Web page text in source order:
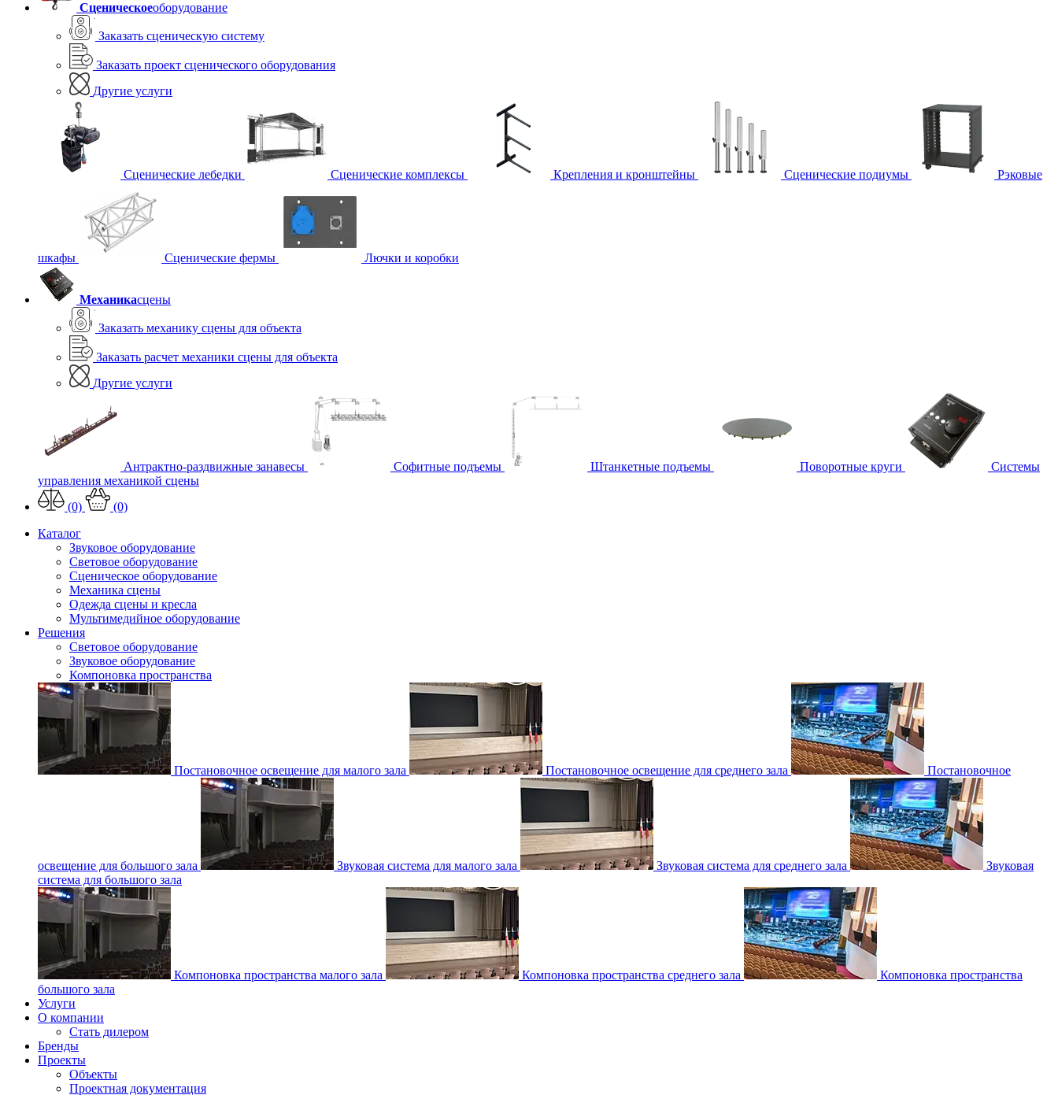
Сценическоеоборудование
Заказать сценическую систему
Заказать проект сценического оборудования
Другие услуги
Сценические лебедки Сценические комплексы Крепления и кронштейны Сценические подиумы Рэковые
шкафы Сценические фермы Лючки и коробки
Механикасцены
Заказать механику сцены для объекта
Заказать расчет механики сцены для объекта
Другие услуги
Антрактно-раздвижные занавесы Софитные подъемы Штанкетные подъемы Поворотные круги
Системы
управления механикой сцены
(0)
(0)
Каталог
Звуковое оборудование
Световое оборудование
Сценическое оборудование
Механика сцены
Одежда сцены и кресла
Мультимедийное оборудование
Решения
Световое оборудование
Звуковое оборудование
Компоновка пространства
Постановочное освещение для малого зала Постановочное освещение для среднего зала Постановочное
освещение для большого зала Звуковая система для малого зала Звуковая система для среднего зала
Звуковая
система для большого зала
Компоновка пространства малого зала Компоновка пространства среднего зала
Компоновка пространства
большого зала
Услуги
О компании
Стать дилером
Бренды
Проекты
Объекты
Проектная документация